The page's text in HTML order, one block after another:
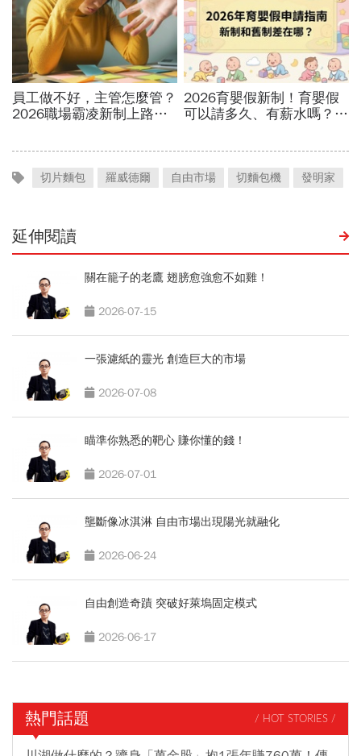
切片麵包 羅威德爾 自由市場 切麵包機 發明家
延伸閱讀
關在籠子的老鷹 翅膀愈強愈不如雞！
2026-07-15
一張濾紙的靈光 創造巨大的市場
2026-07-08
瞄準你熟悉的靶心 賺你懂的錢！
2026-07-01
壟斷像冰淇淋 自由市場出現陽光就融化
2026-06-24
自由創造奇蹟 突破好萊塢固定模式
2026-06-17
熱門話題 / HOT STORIES /